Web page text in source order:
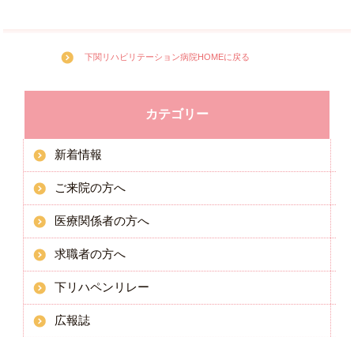
下関リハビリテーション病院HOMEに戻る
カテゴリー
新着情報
ご来院の方へ
医療関係者の方へ
求職者の方へ
下リハペンリレー
広報誌